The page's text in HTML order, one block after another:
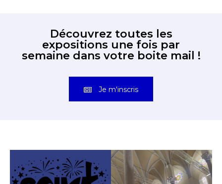
Découvrez toutes les
expositions une fois par
semaine dans votre boite mail !
Je m'inscris